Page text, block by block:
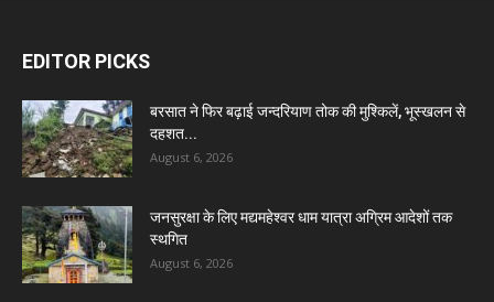
EDITOR PICKS
बरसात ने फिर बढ़ाई जन्दरियाण तोक की मुश्किलें, भूस्खलन से
दहशत...
August 6, 2026
जनसुरक्षा के लिए मद्यमहेश्वर धाम यात्रा अग्रिम आदेशों तक
स्थगित
August 6, 2026